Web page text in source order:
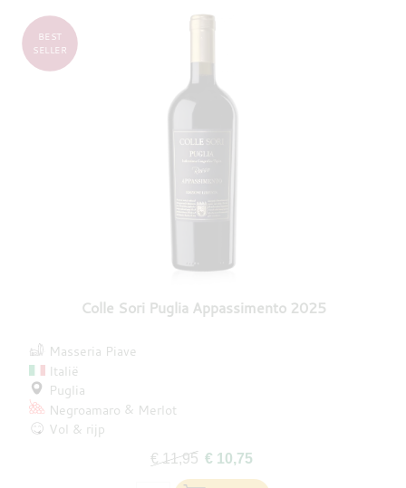
Colle Sori Puglia Appassimento 2025
BEST
SELLER
Masseria Piave
Italië
Puglia
Negroamaro
Merlot
Vol & rijp
€ 11,95 € 10,75